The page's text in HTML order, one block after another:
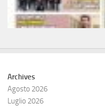
Archives
Agosto 2026
Luglio 2026